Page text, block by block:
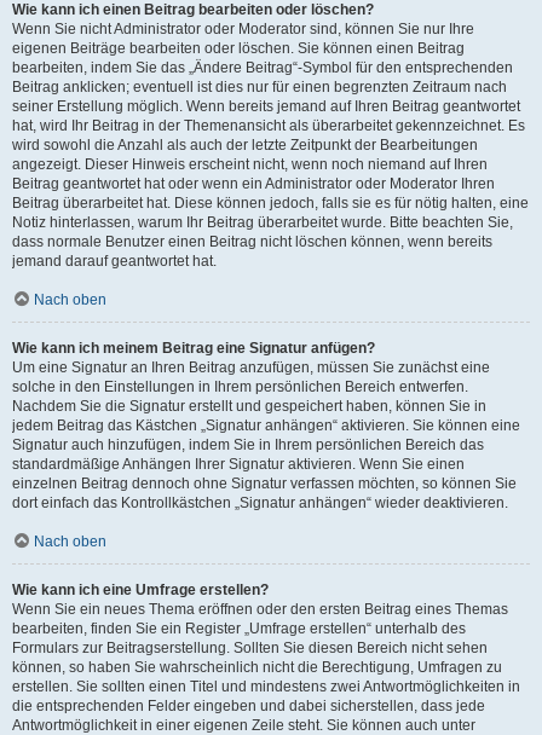
Wie kann ich einen Beitrag bearbeiten oder löschen?
Wenn Sie nicht Administrator oder Moderator sind, können Sie nur Ihre
eigenen Beiträge bearbeiten oder löschen. Sie können einen Beitrag
bearbeiten, indem Sie das „Ändere Beitrag“-Symbol für den entsprechenden
Beitrag anklicken; eventuell ist dies nur für einen begrenzten Zeitraum nach
seiner Erstellung möglich. Wenn bereits jemand auf Ihren Beitrag geantwortet
hat, wird Ihr Beitrag in der Themenansicht als überarbeitet gekennzeichnet. Es
wird sowohl die Anzahl als auch der letzte Zeitpunkt der Bearbeitungen
angezeigt. Dieser Hinweis erscheint nicht, wenn noch niemand auf Ihren
Beitrag geantwortet hat oder wenn ein Administrator oder Moderator Ihren
Beitrag überarbeitet hat. Diese können jedoch, falls sie es für nötig halten, eine
Notiz hinterlassen, warum Ihr Beitrag überarbeitet wurde. Bitte beachten Sie,
dass normale Benutzer einen Beitrag nicht löschen können, wenn bereits
jemand darauf geantwortet hat.
Nach oben
Wie kann ich meinem Beitrag eine Signatur anfügen?
Um eine Signatur an Ihren Beitrag anzufügen, müssen Sie zunächst eine
solche in den Einstellungen in Ihrem persönlichen Bereich entwerfen.
Nachdem Sie die Signatur erstellt und gespeichert haben, können Sie in
jedem Beitrag das Kästchen „Signatur anhängen“ aktivieren. Sie können eine
Signatur auch hinzufügen, indem Sie in Ihrem persönlichen Bereich das
standardmäßige Anhängen Ihrer Signatur aktivieren. Wenn Sie einen
einzelnen Beitrag dennoch ohne Signatur verfassen möchten, so können Sie
dort einfach das Kontrollkästchen „Signatur anhängen“ wieder deaktivieren.
Nach oben
Wie kann ich eine Umfrage erstellen?
Wenn Sie ein neues Thema eröffnen oder den ersten Beitrag eines Themas
bearbeiten, finden Sie ein Register „Umfrage erstellen“ unterhalb des
Formulars zur Beitragserstellung. Sollten Sie diesen Bereich nicht sehen
können, so haben Sie wahrscheinlich nicht die Berechtigung, Umfragen zu
erstellen. Sie sollten einen Titel und mindestens zwei Antwortmöglichkeiten in
die entsprechenden Felder eingeben und dabei sicherstellen, dass jede
Antwortmöglichkeit in einer eigenen Zeile steht. Sie können auch unter